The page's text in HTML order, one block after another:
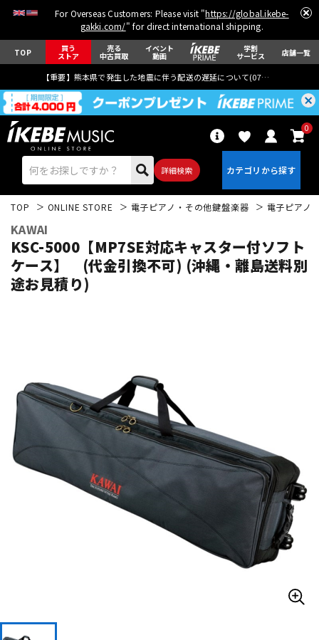
For Overseas Customers: Please visit "https://global.ikebe-
gakki.com/" for direct international shipping.
TOP 買う
ストア
売る
中古買取
イベント
動画
学割
サービス 店舗一覧
【重要】熊本県で発生した地震に伴う配送の遅延について(07月29日
詳細検索
0
エレキギター
ドラム
キーボード 電子ピアノ
管楽器
エフェクター
TOP ONLINE STORE 電子ピアノ・その他鍵盤楽器 電子ピアノ
KAWAI
KSC-5000【MP7SE対応キャスター付ソフト
ケース】 (代金引換不可) (沖縄・離島送料別
途お見積り)